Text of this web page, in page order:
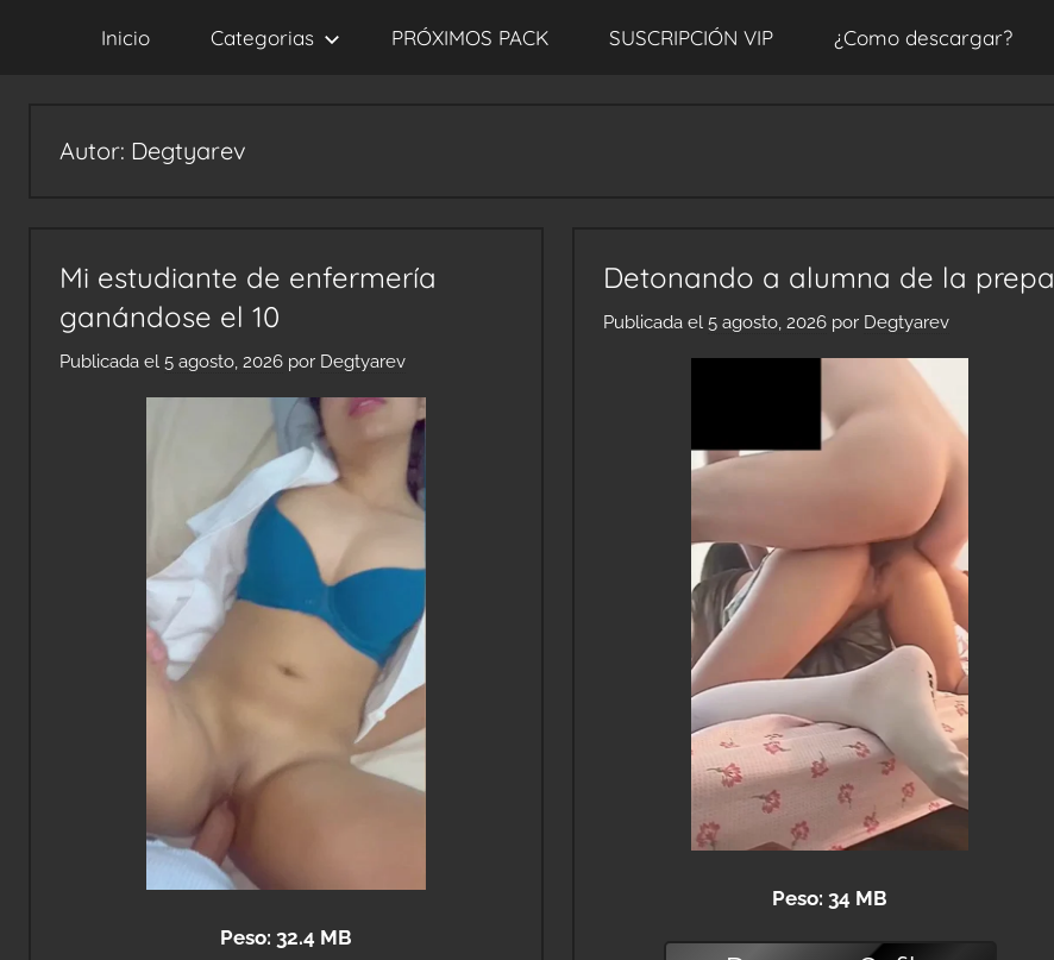
Inicio Categorias PRÓXIMOS PACK SUSCRIPCIÓN VIP ¿Como descargar?
Autor: Degtyarev
Mi estudiante de enfermería
ganándose el 10
Publicada el 5 agosto, 2026 por Degtyarev
Peso: 32.4 MB
Detonando a alumna de la prepa
Publicada el5 agosto, 2026 por Degtyarev
Peso: 34 MB